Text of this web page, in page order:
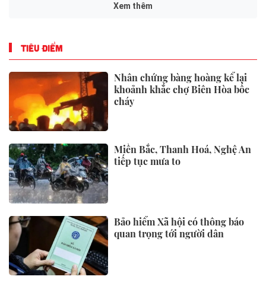
Xem thêm
TIÊU ĐIỂM
Nhân chứng bàng hoàng kể lại
khoảnh khắc chợ Biên Hòa bốc
cháy
Miền Bắc, Thanh Hoá, Nghệ An
tiếp tục mưa to
Bảo hiểm Xã hội có thông báo
quan trọng tới người dân